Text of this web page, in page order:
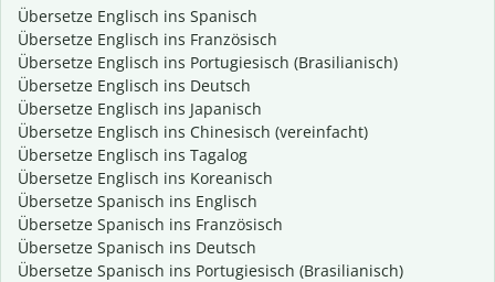
Übersetze Englisch ins Spanisch
Übersetze Englisch ins Französisch
Übersetze Englisch ins Portugiesisch (Brasilianisch)
Übersetze Englisch ins Deutsch
Übersetze Englisch ins Japanisch
Übersetze Englisch ins Chinesisch (vereinfacht)
Übersetze Englisch ins Tagalog
Übersetze Englisch ins Koreanisch
Übersetze Spanisch ins Englisch
Übersetze Spanisch ins Französisch
Übersetze Spanisch ins Deutsch
Übersetze Spanisch ins Portugiesisch (Brasilianisch)